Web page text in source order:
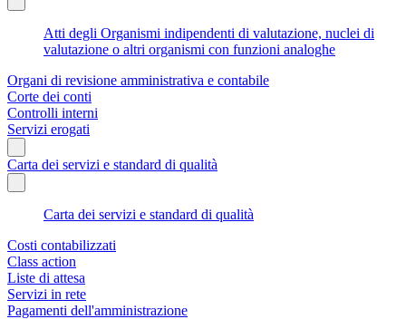
Atti degli Organismi indipendenti di valutazione, nuclei di
valutazione o altri organismi con funzioni analoghe
Organi di revisione amministrativa e contabile
Corte dei conti
Controlli interni
Servizi erogati
Carta dei servizi e standard di qualità
Carta dei servizi e standard di qualità
Costi contabilizzati
Class action
Liste di attesa
Servizi in rete
Pagamenti dell'amministrazione